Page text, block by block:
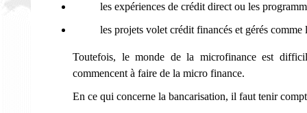
les expériences de crédit direct ou les
les projets volet crédit financés et gérés
Toutefois, le monde de la microfinance est
commencent à faire de la micro finance.
En ce qui concerne la bancarisation, il faut tenir